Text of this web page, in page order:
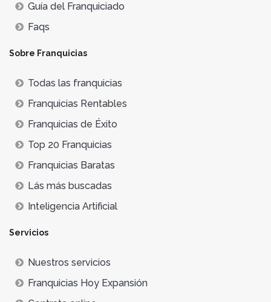
Guía del Franquiciado
Faqs
Sobre Franquicias
Todas las franquicias
Franquicias Rentables
Franquicias de Éxito
Top 20 Franquicias
Franquicias Baratas
Lás más buscadas
Inteligencia Artificial
Servicios
Nuestros servicios
Franquicias Hoy Expansión